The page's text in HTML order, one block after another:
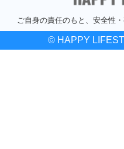
ご自身の責任のもと、安全性
© HAPPY